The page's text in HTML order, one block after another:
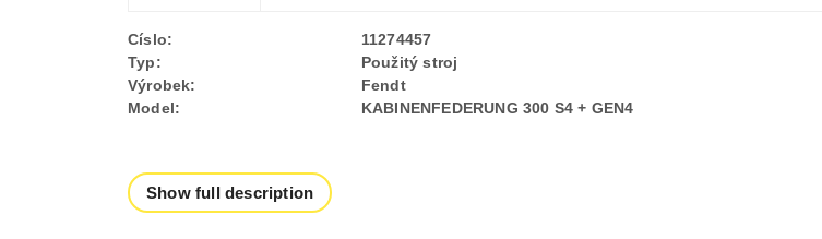
Císlo:
11274457
Typ:
Použitý stroj
Výrobek:
Fendt
Model:
KABINENFEDERUNG 300 S4 + GEN4
Show full description